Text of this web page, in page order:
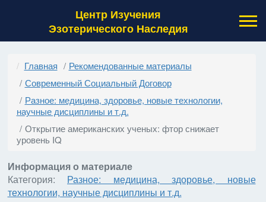
Центр Изучения
Эзотерического Наследия
Главная
Рекомендованные материалы
Современный Социальный Договор
Разное: медицина, здоровье, новые технологии,
научные дисциплины и т.д.
Открытие американских ученых: фтор снижает
уровень IQ
Информация о материале
Категория: Разное: медицина, здоровье, новые
технологии, научные дисциплины и т.д.